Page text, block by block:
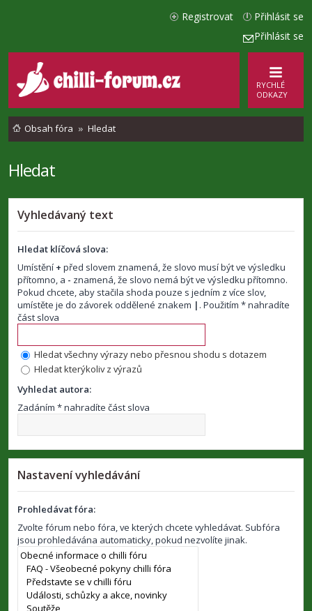
Přihlásit se
Přihlásit se
Registrovat
RYCHLÉ
ODKAZY
Obsah fóra Hledat
Hledat
Vyhledávaný text
Hledat klíčová slova:
Umístění + před slovem znamená, že slovo musí být ve výsledku
přítomno, a - znamená, že slovo nemá být ve výsledku přítomno.
Pokud chcete, aby stačila shoda pouze s jedním z více slov,
umístěte je do závorek oddělené znakem | . Použitím * nahradíte
část slova
Hledat všechny výrazy nebo přesnou shodu s dotazem
Hledat kterýkoliv z výrazů
Vyhledat autora:
Zadáním * nahradíte část slova
Nastavení vyhledávání
Prohledávat fóra:
Zvolte fórum nebo fóra, ve kterých chcete vyhledávat. Subfóra
jsou prohledávána automaticky, pokud nezvolíte jinak.